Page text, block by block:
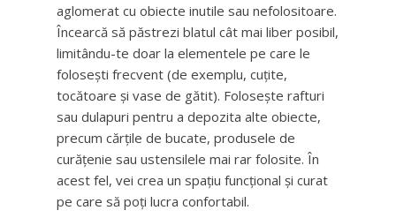
aglomerat cu obiecte inutile sau nefolositoare.
Încearcă să păstrezi blatul cât mai liber posibil,
limitându-te doar la elementele pe care le
folosești frecvent (de exemplu, cuțite,
tocătoare și vase de gătit). Folosește rafturi
sau dulapuri pentru a depozita alte obiecte,
precum cărțile de bucate, produsele de
curățenie sau ustensilele mai rar folosite. În
acest fel, vei crea un spațiu funcțional și curat
pe care să poți lucra confortabil.